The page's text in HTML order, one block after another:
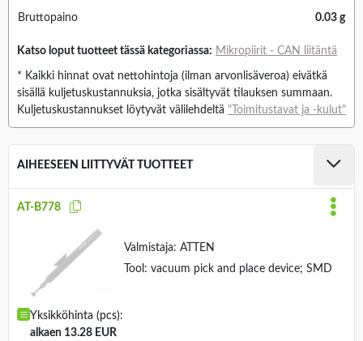
Bruttopaino 0.03 g
Katso loput tuotteet tässä kategoriassa: Mikropiirit - CAN liitäntä
* Kaikki hinnat ovat nettohintoja (ilman arvonlisäveroa) eivätkä
sisällä kuljetuskustannuksia, jotka sisältyvät tilauksen summaan.
Kuljetuskustannukset löytyvät välilehdeltä "Toimitustavat ja -kulut"
AIHEESEEN LIITTYVÄT TUOTTEET
AT-B778
Valmistaja: ATTEN
Tool: vacuum pick and place device; SMD
Yksikköhinta (pcs):
alkaen 13.28 EUR